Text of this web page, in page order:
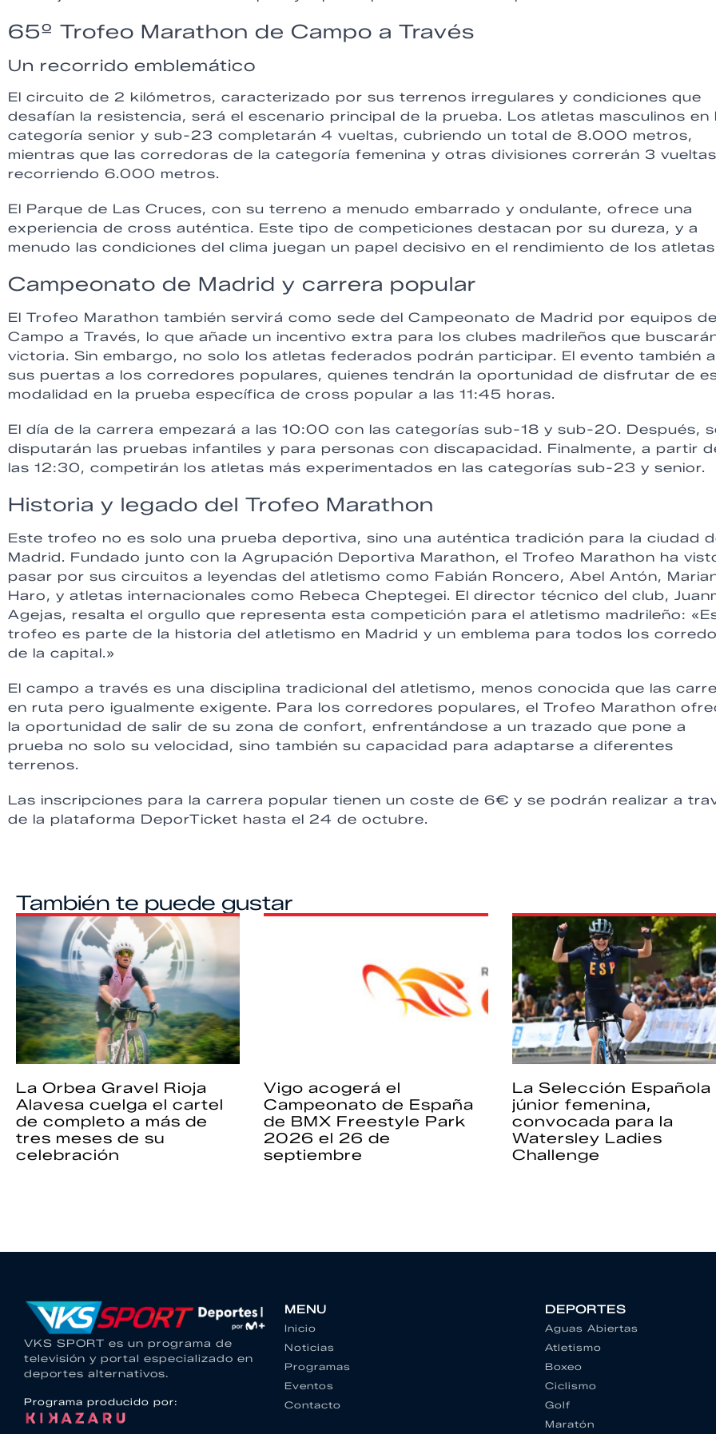
65º Trofeo Marathon de Campo a Través
Un recorrido emblemático
El circuito de 2 kilómetros, caracterizado por sus terrenos irregulares y condiciones que
desafían la resistencia, será el escenario principal de la prueba. Los atletas masculinos en
categoría senior y sub-23 completarán 4 vueltas, cubriendo un total de 8.000 metros,
mientras que las corredoras de la categoría femenina y otras divisiones correrán 3
recorriendo 6.000 metros.
El Parque de Las Cruces, con su terreno a menudo embarrado y ondulante, ofrece una
experiencia de cross auténtica. Este tipo de competiciones destacan por su dureza, y a
menudo las condiciones del clima juegan un papel decisivo en el rendimiento de los
Campeonato de Madrid y carrera popular
El Trofeo Marathon también servirá como sede del Campeonato de Madrid por equipos
Campo a Través, lo que añade un incentivo extra para los clubes madrileños que
victoria. Sin embargo, no solo los atletas federados podrán participar. El evento también
sus puertas a los corredores populares, quienes tendrán la oportunidad de disfrutar de
modalidad en la prueba específica de cross popular a las 11:45 horas.
El día de la carrera empezará a las 10:00 con las categorías sub-18 y sub-20. Después,
disputarán las pruebas infantiles y para personas con discapacidad. Finalmente, a partir
las 12:30, competirán los atletas más experimentados en las categorías sub-23 y senior.
Historia y legado del Trofeo Marathon
Este trofeo no es solo una prueba deportiva, sino una auténtica tradición para la ciudad
Madrid. Fundado junto con la Agrupación Deportiva Marathon, el Trofeo Marathon ha
pasar por sus circuitos a leyendas del atletismo como Fabián Roncero, Abel Antón,
Haro, y atletas internacionales como Rebeca Cheptegei. El director técnico del club,
Agejas, resalta el orgullo que representa esta competición para el atletismo madrileño:
trofeo es parte de la historia del atletismo en Madrid y un emblema para todos los
de la capital.»
El campo a través es una disciplina tradicional del atletismo, menos conocida que las
en ruta pero igualmente exigente. Para los corredores populares, el Trofeo Marathon
la oportunidad de salir de su zona de confort, enfrentándose a un trazado que pone a
prueba no solo su velocidad, sino también su capacidad para adaptarse a diferentes
terrenos.
Las inscripciones para la carrera popular tienen un coste de 6€ y se podrán realizar a
de la plataforma DeporTicket hasta el 24 de octubre.
También te puede gustar
La Orbea Gravel Rioja
Alavesa cuelga el cartel
de completo a más de
tres meses de su
celebración
Vigo acogerá el
Campeonato de España
de BMX Freestyle Park
2026 el 26 de
septiembre
La Selección Española
júnior femenina,
convocada para la
Watersley Ladies
Challenge
VKS SPORT es un programa de
televisión y portal especializado en
deportes alternativos.
Programa producido por:
MENU
Inicio
Noticias
Programas
Eventos
Contacto
DEPORTES
Aguas Abiertas
Atletismo
Boxeo
Ciclismo
Golf
Maratón